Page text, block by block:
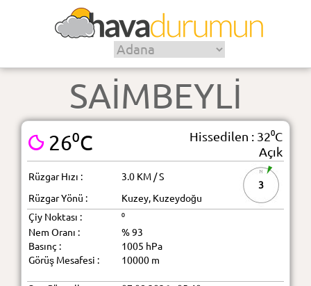
SAİMBEYLİ
26⁰C
Hissedilen : 32⁰C
Açık
Rüzgar Hızı : 3.0 KM / S
3
Rüzgar Yönü :
Kuzey, Kuzeydoğu
Çiy Noktası :
⁰
Nem Oranı :
% 93
Basınç :
1005 hPa
Görüş Mesafesi :
10000 m